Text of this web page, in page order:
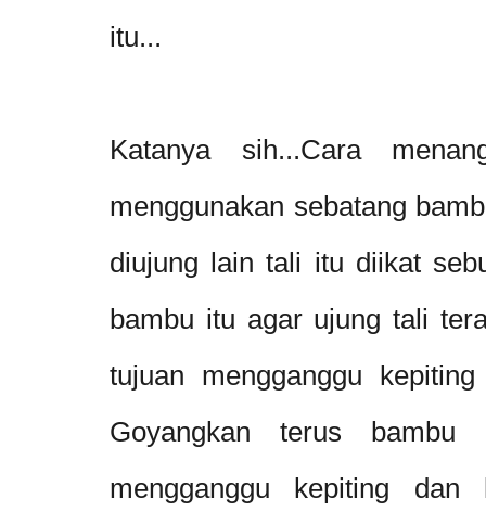
itu...
Katanya sih...Cara
menggunakan sebatang
diujung lain tali itu diikat
bambu itu agar ujung tali
tujuan mengganggu
Goyangkan terus
mengganggu kepiting